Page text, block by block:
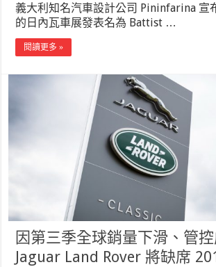
義大利知名汽車設計公司 Pininfarina 宣
的日內瓦車展發表名為 Battist …
閱讀更多 »
因第三季全球銷量下滑、管控
Jaguar Land Rover 將缺席